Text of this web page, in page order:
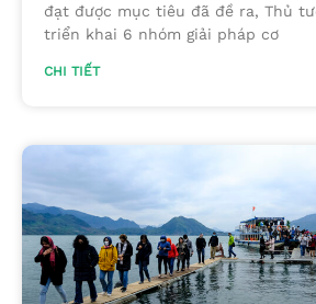
đạt được mục tiêu đã đề ra, Thủ
triển khai 6 nhóm giải pháp cơ
CHI TIẾT